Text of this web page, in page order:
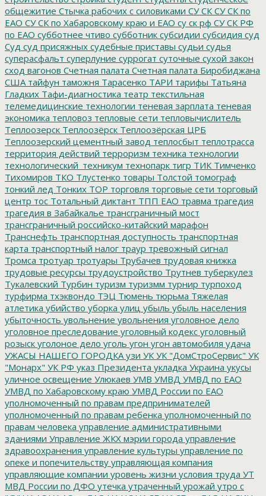
общежитие Стычка рабочих с силовиками СУ СК СУ СК по
ЕАО СУ СК по Хабаровскому краю и ЕАО су ск рф СУ СК РФ
по ЕАО субботнее чтиво субботник субсидии субсидия суд
Суд суд присяжных судебные приставы судьи судья
суперасфальт суперлуние суррогат суточные сухой закон
сход вагонов Счетная палата Счетная палата Биробиджана
США тайфун таможня Тарасенко ТАРИ тарифы Татьяна
Гладких Тафи-диагностика театр текстильная
телемедицинские технологии теневая зарплата теневая
экономика тепловоз тепловые сети тепловычислитель
Теплоозерск Теплоозёрск Теплоозёрская ЦРБ
Теплоозерский цементный завод теплосбыт теплотрасса
территория действий терроризм техника технологии
технологический_техникум технопарк тигр ТИК Тимченко
Тихомиров ТКО Тлустенко товары Толстой томограф
тонкий лед Тонких ТОР торговля торговые сети торговый
центр тос Тотальный диктант ТПП ЕАО травма трагедия
трагедия в Забайкалье трансграничный мост
трансграничный российско-китайский марафон
Транснефть транспортная доступность транспортная
карта транспортный налог траур тревожный сигнал
Тромса тротуар тротуары Трубачев трудовая книжка
трудовые ресурсы трудоустройство Трутнев туберкулез
Тукалевский Турбин туризм туризмм турнир турпоход
турфирма тхэквондо ТЭЦ Тюмень тюрьма Тяжелая
атлетика убийство уборка улиц убыль убыль населения
убыточность увольнение увольнения уголовное дело
уголовное преследование уголовный кодекс уголовный
розыск уголоное дело уголь угон угон автомобиля удача
УЖАСЫ НАШЕГО ГОРОДКА узи УК УК "ДомСтроСервис" УК
"Монарх" УК РФ указ Президента укладка Украина укусы
уличное освещение Улюкаев УМВ УМВД УМВД по ЕАО
УМВД по Хабаровскому краю УМВД России по ЕАО
уполномоченный по правам предпринимателей
уполномоченный по правам ребенка уполномоченный по
правам человека управление административными
зданиями Управление ЖКХ мэрии города управление
здравоохранения управление культуры управление по
опеке и попечительству управляющая компания
управляющие компании уровень жизни условия труда УТ
МВД России по ДФО утечка утраченный урожай утро с